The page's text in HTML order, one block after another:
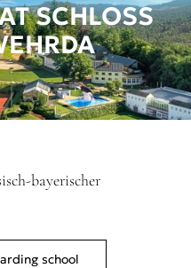
SCHLOSS
bayerischer
school